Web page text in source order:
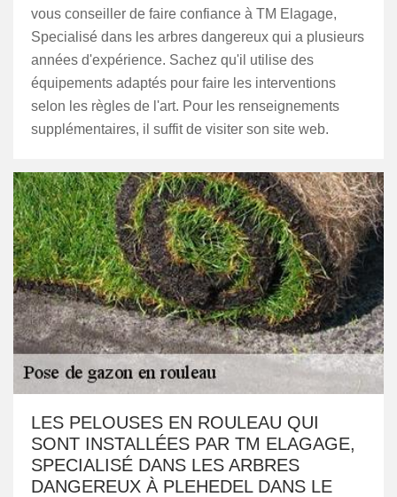
vous conseiller de faire confiance à TM Elagage,
Specialisé dans les arbres dangereux qui a plusieurs
années d'expérience. Sachez qu'il utilise des
équipements adaptés pour faire les interventions
selon les règles de l'art. Pour les renseignements
supplémentaires, il suffit de visiter son site web.
LES PELOUSES EN ROULEAU QUI
SONT INSTALLÉES PAR TM ELAGAGE,
SPECIALISÉ DANS LES ARBRES
DANGEREUX À PLEHEDEL DANS LE